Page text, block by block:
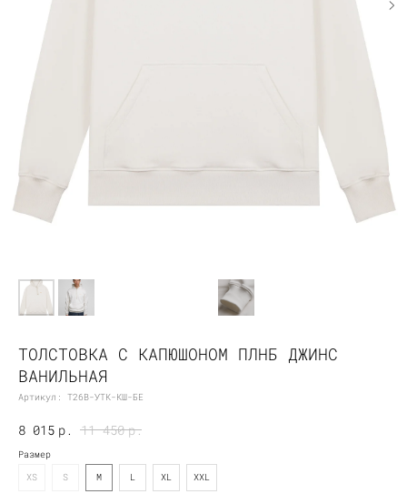
ТОЛСТОВКА С КАПЮШОНОМ ПЛНБ ДЖИНС
ВАНИЛЬНАЯ
Артикул: Т26В-УТК-КШ-БЕ
8 015 р. 11 450 р.
Размер
XS
S M L XL XXL